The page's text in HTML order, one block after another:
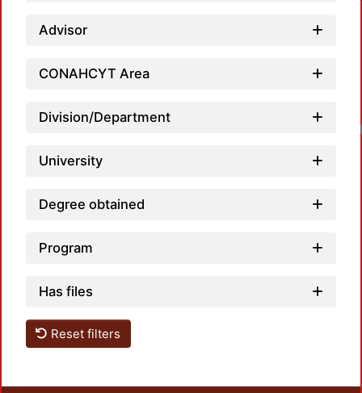
Advisor
CONAHCYT Area
Division/Department
University
Degree obtained
Program
Has files
Reset filters